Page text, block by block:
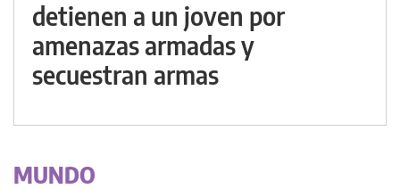
detienen a un joven por
amenazas armadas y
secuestran armas
MUNDO